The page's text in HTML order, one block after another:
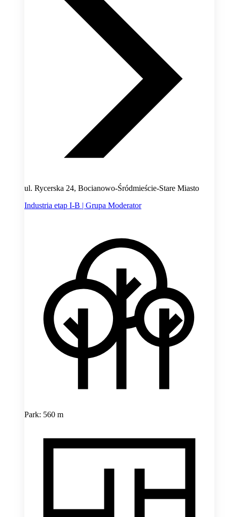
ul. Rycerska 24, Bocianowo-Śródmieście-Stare Miasto
Industria etap I-B | Grupa Moderator
Park: 560 m